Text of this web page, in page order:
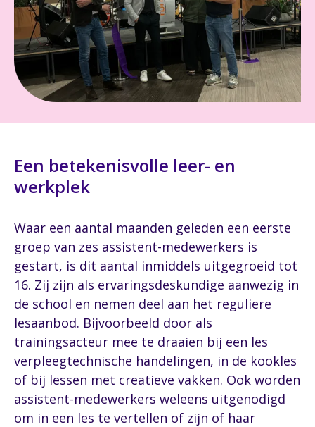
Een betekenisvolle leer- en
werkplek
Waar een aantal maanden geleden een eerste
groep van zes assistent-medewerkers is
gestart, is dit aantal inmiddels uitgegroeid tot
16. Zij zijn als ervaringsdeskundige aanwezig in
de school en nemen deel aan het reguliere
lesaanbod. Bijvoorbeeld door als
trainingsacteur mee te draaien bij een les
verpleegtechnische handelingen, in de kookles
of bij lessen met creatieve vakken. Ook worden
assistent-medewerkers weleens uitgenodigd
om in een les te vertellen of zijn of haar